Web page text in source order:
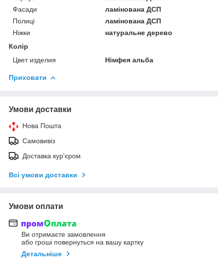
Фасади
ламінована ДСП
Полиці
ламінована ДСП
Ніжки
натуральне дерево
Колір
Цвет изделия
Німфея альба
Приховати
Умови доставки
Нова Пошта
Самовивіз
Доставка кур'єром
Всі умови доставки
Умови оплати
Ви отримаєте замовлення
або гроші повернуться на вашу картку
Детальніше